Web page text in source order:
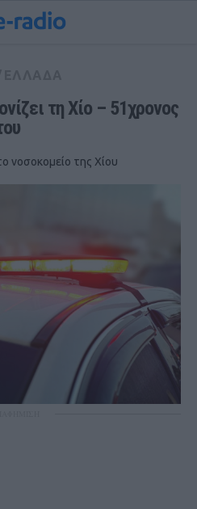
τη Χίο – 51χρονος
νοσοκομείο της Χίου